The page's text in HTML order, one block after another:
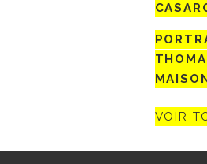
VOIR